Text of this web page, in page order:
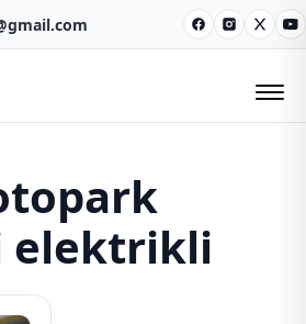
Facebook
Instagram
X
elektrikli